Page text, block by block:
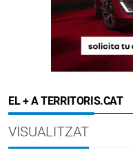
EL + A TERRITORIS.CAT
VISUALITZAT